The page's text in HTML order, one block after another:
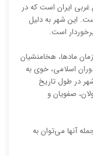
ایران است که در
این شهر به دلیل
است.
مادها، هخامنشیان
اسلامی، خوی به
در طول تاریخ
صفویان و
آنها می‌توان به